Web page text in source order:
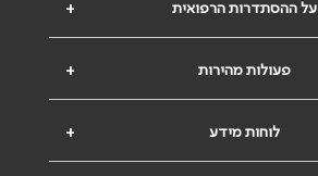
+ על ההסתדרות הרפואית
+ פעולות מהירות
+ לוחות מידע